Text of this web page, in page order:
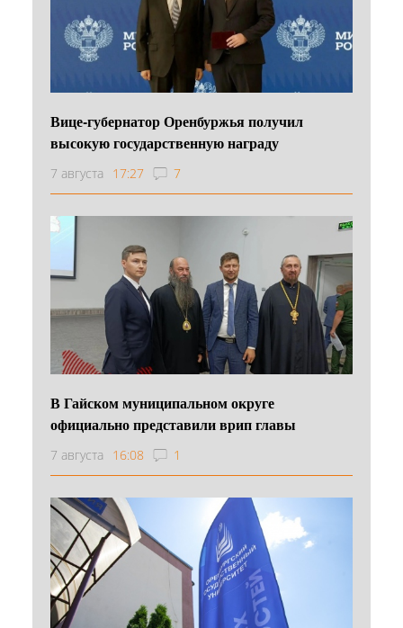
Вице-губернатор Оренбуржья получил
высокую государственную награду
7 августа 17:27 7
В Гайском муниципальном округе
официально представили врип главы
7 августа 16:08 1